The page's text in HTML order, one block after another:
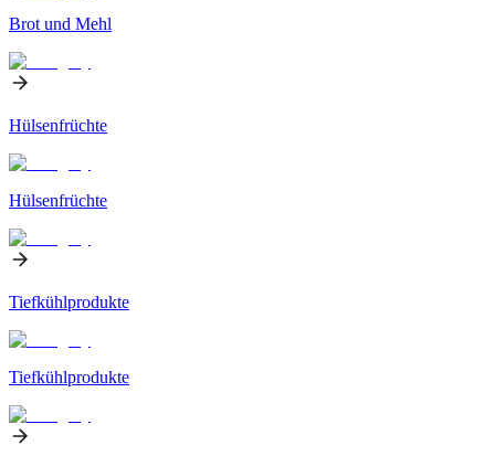
Brot und Mehl
Hülsenfrüchte
Hülsenfrüchte
Tiefkühlprodukte
Tiefkühlprodukte